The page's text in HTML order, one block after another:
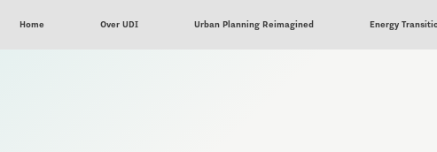
Home Over UDI Urban Planning Reimagined Energy